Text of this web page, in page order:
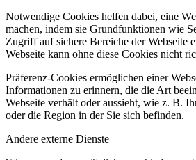
Notwendige Cookies helfen dabei, eine
machen, indem sie Grundfunktionen wie
Zugriff auf sichere Bereiche der Webseite
Webseite kann ohne diese Cookies nicht
Präferenz-Cookies ermöglichen einer
Informationen zu erinnern, die die Art
Webseite verhält oder aussieht, wie z. B.
oder die Region in der Sie sich befinden.
Andere externe Dienste